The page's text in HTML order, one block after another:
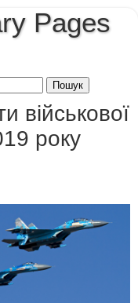
Pages
військової
року